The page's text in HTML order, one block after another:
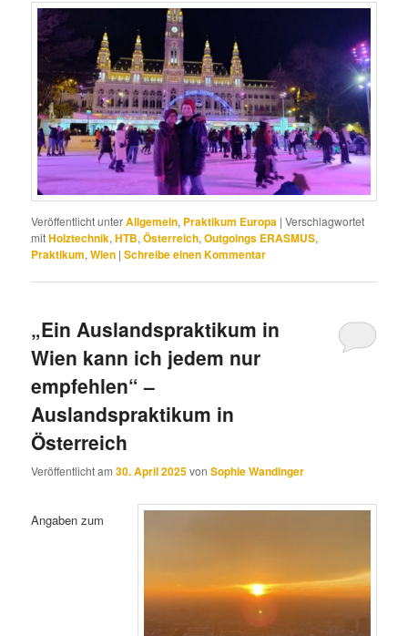
Veröffentlicht unterAllgemein, Praktikum Europa |Verschlagwortet
mitHolztechnik,HTB,Österreich,Outgoings ERASMUS,
Praktikum,Wien |Schreibe einen Kommentar
„Ein Auslandspraktikum in
Wien kann ich jedem nur
empfehlen“ –
Auslandspraktikum in
Österreich
Veröffentlicht am30. April 2025vonSophie Wandinger
Angaben zum